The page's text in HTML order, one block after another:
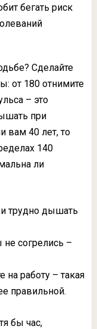
бегать риск
Сделайте
от 180 отнимите
– это
при
вам 40 лет, то
140
ли
трудно дышать
согрелись –
на работу – такая
правильной.
бы час,